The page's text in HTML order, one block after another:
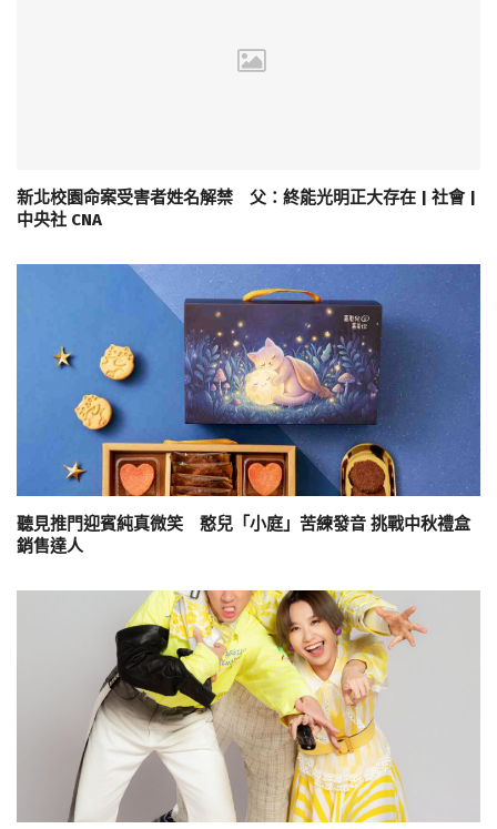
新北校園命案受害者姓名解禁 父：終能光明正大存在 | 社會 |
中央社 CNA
聽見推門迎賓純真微笑 憨兒「小庭」苦練發音 挑戰中秋禮盒
銷售達人